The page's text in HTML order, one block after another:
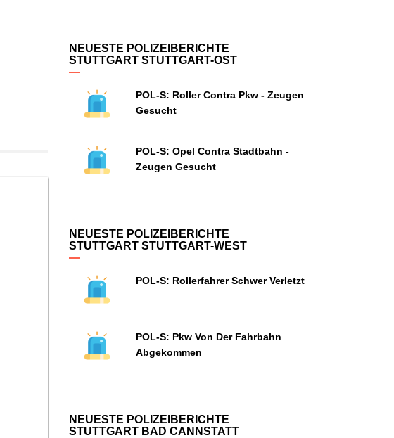
NEUESTE POLIZEIBERICHTE
STUTTGART STUTTGART-OST
POL-S: Roller Contra Pkw - Zeugen
Gesucht
POL-S: Opel Contra Stadtbahn -
Zeugen Gesucht
NEUESTE POLIZEIBERICHTE
STUTTGART STUTTGART-WEST
POL-S: Rollerfahrer Schwer Verletzt
POL-S: Pkw Von Der Fahrbahn
Abgekommen
NEUESTE POLIZEIBERICHTE
STUTTGART BAD CANNSTATT